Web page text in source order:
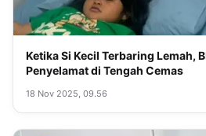
Ketika Si Kecil Terbaring Lemah,
Penyelamat di Tengah Cemas
18 Nov 2025, 09.56